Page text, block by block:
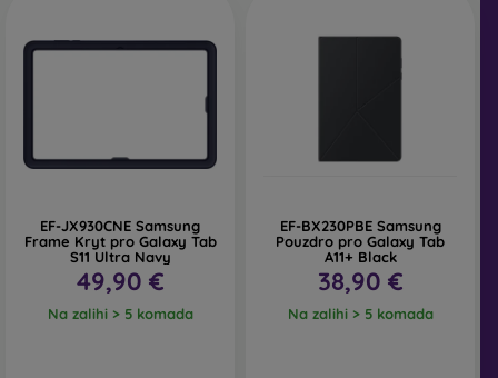
EF-JX930CNE Samsung
Frame Kryt pro Galaxy Tab
S11 Ultra Navy
49,90 €
Na zalihi > 5 komada
EF-BX230PBE Samsung
Pouzdro pro Galaxy Tab
A11+ Black
38,90 €
Na zalihi > 5 komada